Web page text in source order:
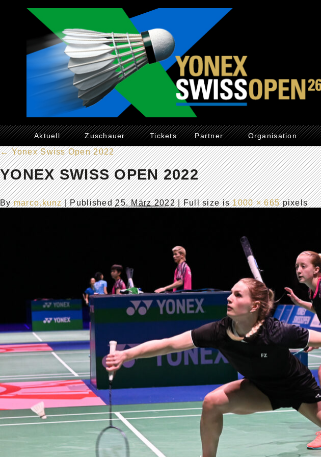
Aktuell Zuschauer Tickets Partner Organisation
←Yonex Swiss Open 2022
YONEX SWISS OPEN 2022
Bymarco.kunz |Published25. März 2022| Full size is1000 × 665pixels